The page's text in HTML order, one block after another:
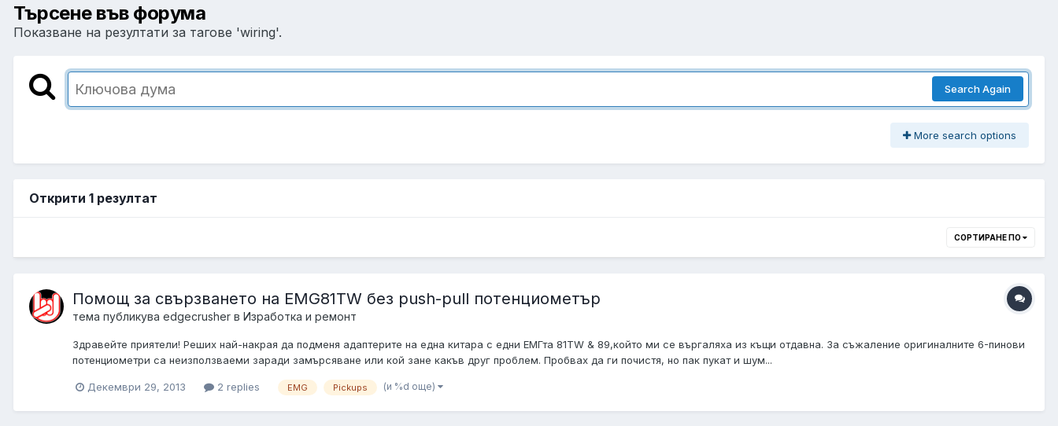
Търсене във форума
Показване на резултати за тагове 'wiring'.
Search Again
More search options
Открити 1 резултат
СОРТИРАНЕ ПО
Помощ за свързването на EMG81TW без push-pull потенциометър
тема публикува edgecrusher в Изработка и ремонт
Здравейте приятели! Реших най-накрая да подменя адаптерите на една китара с едни ЕМГта 81TW & 89,който ми се въргаляха из къщи отдавна. За съжаление оригиналните 6-пинови
потенциометри са неизползваеми заради замърсяване или кой зане какъв друг проблем. Пробвах да ги почистя, но пак пукат и шум...
Декември 29, 2013 2 replies EMG Pickups (и %d още)